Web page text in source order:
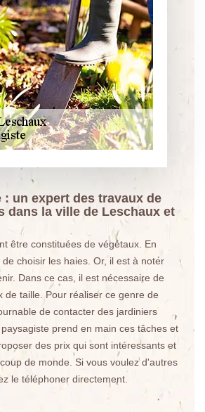
: un expert des travaux de
dans la ville de Leschaux et
être constituées de végétaux. En
choisir les haies. Or, il est à noter
Dans ce cas, il est nécessaire de
de taille. Pour réaliser ce genre de
de contacter des jardiniers
prend en main ces tâches et
des prix qui sont intéressants et
de monde. Si vous voulez d'autres
le téléphoner directement.